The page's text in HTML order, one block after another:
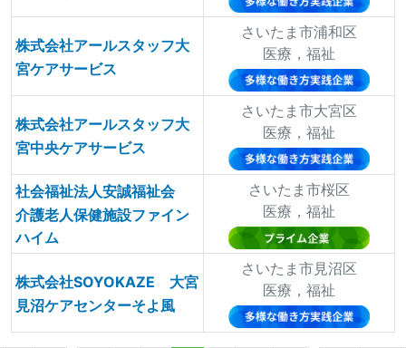
株式会社アールスタッフ大
宮ケアサービス
さいたま市浦和区
医療，福祉
株式会社アールスタッフ大
宮中央ケアサービス
さいたま市大宮区
医療，福祉
社会福祉法人安誠福祉会
介護老人保健施設ファイン
ハイム
さいたま市桜区
医療，福祉
株式会社SOYOKAZE 大宮
見沼ケアセンターそよ風
さいたま市見沼区
医療，福祉